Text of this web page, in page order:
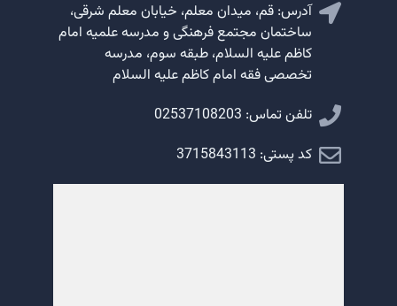
آدرس: قم، میدان معلم، خیابان معلم شرقی،
ساختمان مجتمع فرهنگی و مدرسه علمیه امام
کاظم علیه السلام، طبقه سوم، مدرسه
تخصصی فقه امام کاظم علیه السلام
تلفن تماس: 02537108203
کد پستی: 3715843113